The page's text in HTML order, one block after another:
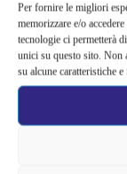
Per fornire le migliori
memorizzare e/o
tecnologie ci permetterà
unici su questo sito. Non
su alcune caratteristiche
Sony ferma i film
progetto è in
Netflix saluta 16
catalogo: le date
Netflix indaga sul
84 pasti in 28